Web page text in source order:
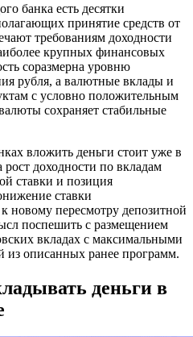
банка есть десятки
принятие средств от
требованиям доходности
крупных финансовых
соразмерна уровню
рубля, а валютные вклады и
с условно положительным
сохраняет стабильные
вложить деньги стоит уже в
доходности по вкладам
ставки и позиция
ставки
новому пересмотру депозитной
поспешить с размещением
вкладах с максимальными
из описанных ранее программ.
деньги в